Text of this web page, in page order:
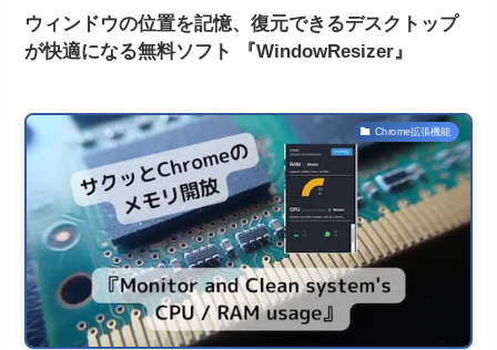
ウィンドウの位置を記憶、復元できるデスクトップ
が快適になる無料ソフト 『WindowResizer』
Chrome拡張機能